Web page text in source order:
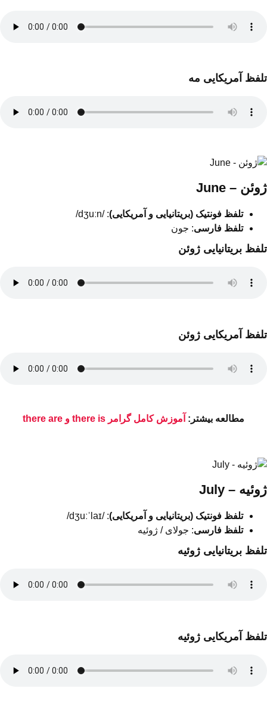
تلفظ آمریکایی مه
ژوئن – June
تلفظ فونتیک (بریتانیایی و آمریکایی): /dʒuːn/
تلفظ فارسی: جون
تلفظ بریتانیایی ژوئن
تلفظ آمریکایی ژوئن
مطالعه بیشتر: آموزش کامل گرامر there is و there are
ژوئیه – July
تلفظ فونتیک (بریتانیایی و آمریکایی): /dʒuːˈlaɪ/
تلفظ فارسی: جولای / ژوئیه
تلفظ بریتانیایی ژوئیه
تلفظ آمریکایی ژوئیه